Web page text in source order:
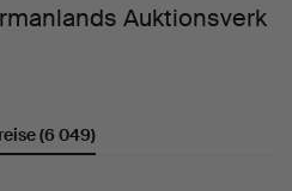
Auktionsverk
(6 049)